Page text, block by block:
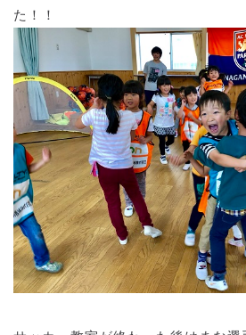
た！！